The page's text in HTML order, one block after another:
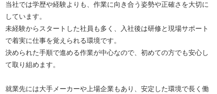
当社では学歴や経験よりも、作業に向き合う姿勢や正確さを大切に
しています。
未経験からスタートした社員も多く、入社後は研修と現場サポート
で着実に仕事を覚えられる環境です。
決められた手順で進める作業が中心なので、初めての方でも安心し
て取り組めます。
就業先には大手メーカーや上場企業もあり、安定した環境で長く働